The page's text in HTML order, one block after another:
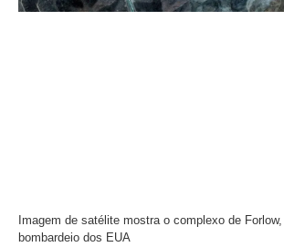
Imagem de satélite mostra o complexo de
bombardeio dos EUA